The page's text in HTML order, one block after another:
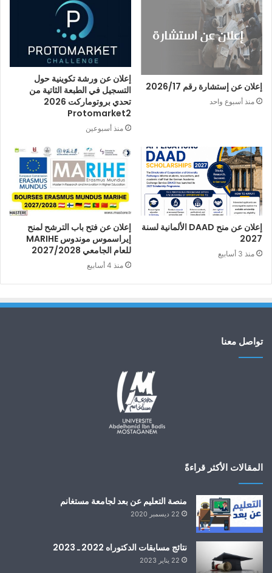
إعلان عن إستشارة رقم 2026/17
منذ أسبوع واحد
إعلان عن ورشة تكوينية حول
التسجيل في الطبعة الثاتية من
تحدي بروتوماركت 2026
Protomarket2
منذ أسبوعين
إعلان عن منح DAAD الألمانية لسنة
2027
منذ 3 أسابيع
إعلان عن فتح باب الترشح لمنح
إيراسموس موندوس MARIHE
للعام الجامعي 2027/2028
منذ 4 أسابيع
تواصل معنا
المقالات الأكثر قراءةً
منصة التعليم عن بعد لجامعة مستغانم
22 ديسمبر 2020
نتائج مسابقات الدكتوراه 2022 ـ 2023
22 يناير 2023